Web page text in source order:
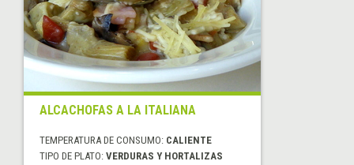
ALCACHOFAS A LA ITALIANA
TEMPERATURA DE CONSUMO: CALIENTE
TIPO DE PLATO: VERDURAS Y HORTALIZAS